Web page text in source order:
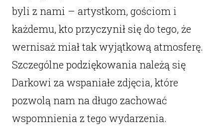
byli z nami – artystkom, gościom i
każdemu, kto przyczynił się do tego, że
wernisaż miał tak wyjątkową atmosferę.
Szczególne podziękowania należą się
Darkowi za wspaniałe zdjęcia, które
pozwolą nam na długo zachować
wspomnienia z tego wydarzenia.